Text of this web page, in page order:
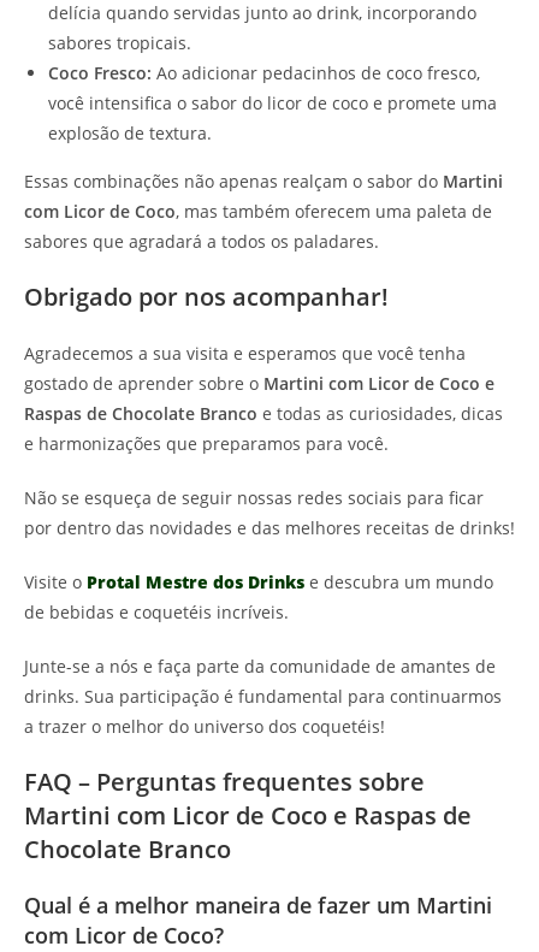
delícia quando servidas junto ao drink, incorporando
sabores tropicais.
Coco Fresco: Ao adicionar pedacinhos de coco fresco,
você intensifica o sabor do licor de coco e promete uma
explosão de textura.
Essas combinações não apenas realçam o sabor do Martini
com Licor de Coco, mas também oferecem uma paleta de
sabores que agradará a todos os paladares.
Obrigado por nos acompanhar!
Agradecemos a sua visita e esperamos que você tenha
gostado de aprender sobre o Martini com Licor de Coco e
Raspas de Chocolate Branco e todas as curiosidades, dicas
e harmonizações que preparamos para você.
Não se esqueça de seguir nossas redes sociais para ficar
por dentro das novidades e das melhores receitas de drinks!
Visite o Protal Mestre dos Drinks e descubra um mundo
de bebidas e coquetéis incríveis.
Junte-se a nós e faça parte da comunidade de amantes de
drinks. Sua participação é fundamental para continuarmos
a trazer o melhor do universo dos coquetéis!
FAQ – Perguntas frequentes sobre
Martini com Licor de Coco e Raspas de
Chocolate Branco
Qual é a melhor maneira de fazer um Martini
com Licor de Coco?